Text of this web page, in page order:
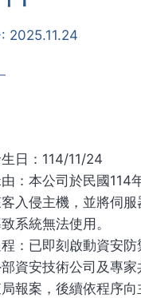
2025.11.24
日：114/11/24
：本公司於民國114
入侵主機，並將伺服
系統無法使用。
：已即刻啟動資安
資安技術公司及專
報案，後續依程序向